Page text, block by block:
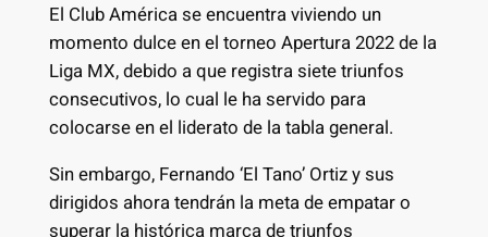
El Club América se encuentra viviendo un
momento dulce en el torneo Apertura 2022 de la
Liga MX, debido a que registra siete triunfos
consecutivos, lo cual le ha servido para
colocarse en el liderato de la tabla general.
Sin embargo, Fernando ‘El Tano’ Ortiz y sus
dirigidos ahora tendrán la meta de empatar o
superar la histórica marca de triunfos